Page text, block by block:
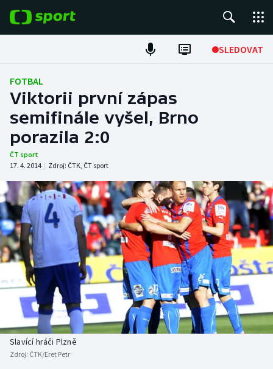
SLEDOVAT
Fotbal
Hokej
Tenis
Atletika
Cyklistika
DALŠÍ SPORTY
Americký fotbal
Baseball a softbal
Basketbal
Biatlon
NEPŘEHLÉDNĚTE
Soutěže
Historické návraty
Aplikace ČT sport
FOTBAL
Viktorii první zápas
semifinále vyšel, Brno
porazila 2:0
ČT sport
17. 4. 2014 | Zdroj: ČTK, ČT sport
Slavící hráči Plzně
Zdroj: ČTK/Eret Petr